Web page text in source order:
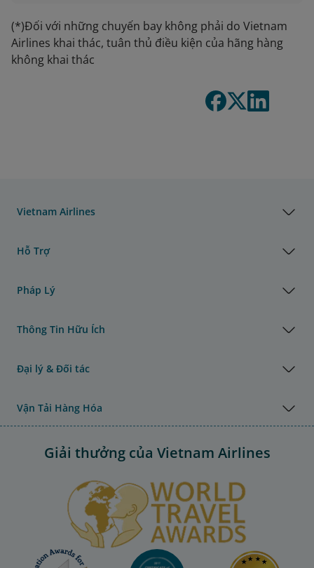
(*)Đối với những chuyến bay không phải do Vietnam
Airlines khai thác, tuân thủ điều kiện của hãng hàng
không khai thác
Vietnam Airlines
Hỗ Trợ
Pháp Lý
Thông Tin Hữu Ích
Đại lý & Đối tác
Vận Tải Hàng Hóa
Giải thưởng của Vietnam Airlines